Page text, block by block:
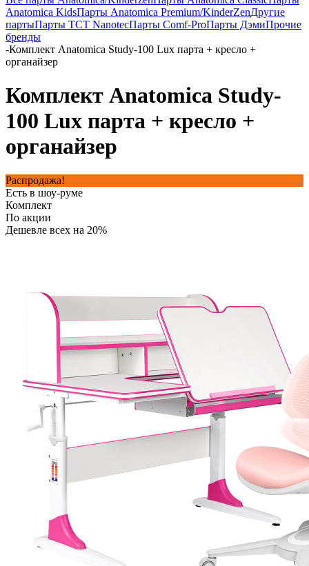
Anatomica KidsПарты Anatomica Premium/KinderZenДругие
партыПарты TCT NanotecПарты Comf-ProПарты ДэмиПрочие
бренды
-Комплект Anatomica Study-100 Lux парта + кресло +
органайзер
Комплект Anatomica Study-
100 Lux парта + кресло +
органайзер
Распродажа!
Есть в шоу-руме
Комплект
По акции
Дешевле всех на 20%